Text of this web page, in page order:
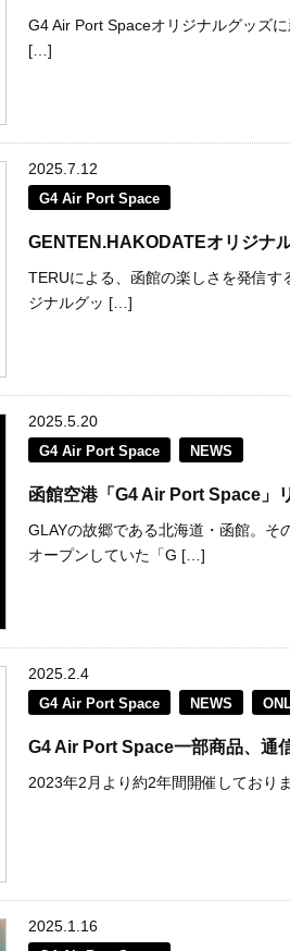
G4 Air Port Spaceオリジナルグッズ
[…]
2025.7.12
G4 Air Port Space
GENTEN.HAKODATEオリジナ
TERUによる、函館の楽しさを発信
ジナルグッ […]
2025.5.20
G4 Air Port Space NEWS
函館空港「G4 Air Port Space」
GLAYの故郷である北海道・函館。そ
オープンしていた「G […]
2025.2.4
G4 Air Port Space NEWS
G4 Air Port Space一部商品、通
2023年2月より約2年間開催しており
2025.1.16